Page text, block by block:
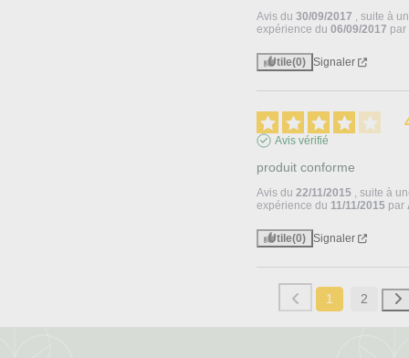
Avis du30/09/2017 , suite à
expérience du06/09/2017 par
Utile(0) Signaler
Avis vérifié
produit conforme
Avis du22/11/2015 , suite à
expérience du 11/11/2015 par
Utile(0) Signaler
1 2